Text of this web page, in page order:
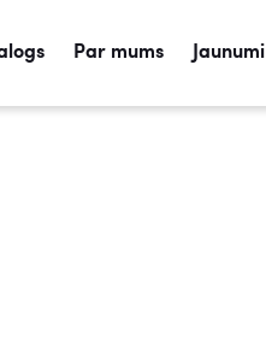
Par mums Jaunumi